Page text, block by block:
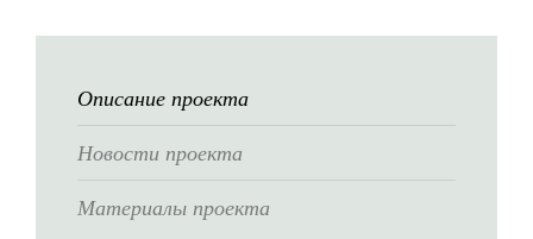
Описание проекта
Новости проекта
Материалы проекта